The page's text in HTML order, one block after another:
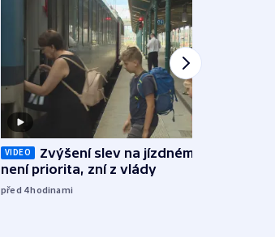
VIDEO
Zvýšení slev na jízdném teď
není priorita, zní z vlády
před 4hodinami